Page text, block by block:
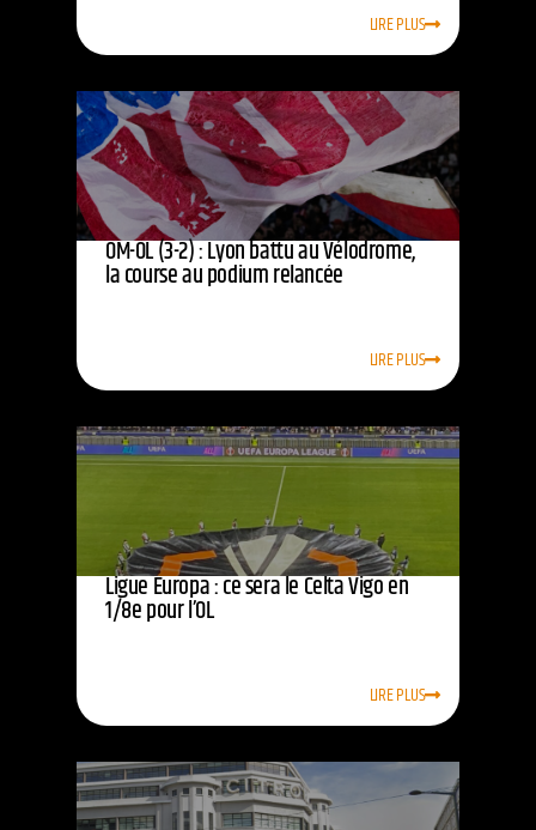
LIRE PLUS
OM-OL (3-2) : Lyon battu au Vélodrome,
la course au podium relancée
LIRE PLUS
Ligue Europa : ce sera le Celta Vigo en
1/8e pour l’OL
LIRE PLUS